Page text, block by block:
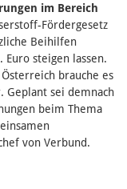
im Bereich
Fördergesetz
Beihilfen
steigen lassen.
brauche es
Geplant sei demnach
beim Thema
von Verbund.